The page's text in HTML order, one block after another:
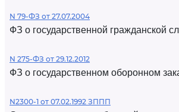
N 79-ФЗ от 27.07.2004
ФЗ о государственной гражданской
N 275-ФЗ от 29.12.2012
ФЗ о государственном оборонном
N2300-1 от 07.02.1992 ЗППП